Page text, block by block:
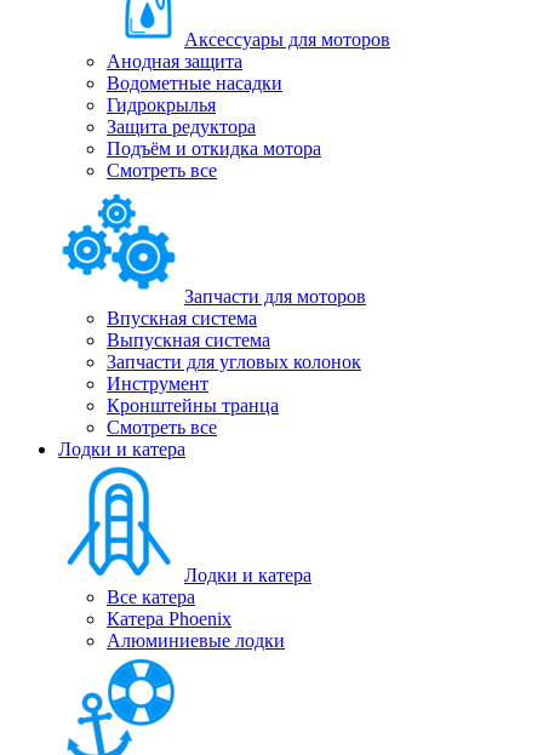
Аксессуары для моторов
Анодная защита
Водометные насадки
Гидрокрылья
Защита редуктора
Подъём и откидка мотора
Смотреть все
Запчасти для моторов
Впускная система
Выпускная система
Запчасти для угловых колонок
Инструмент
Кронштейны транца
Смотреть все
Лодки и катера
Лодки и катера
Все катера
Катера Phoenix
Алюминиевые лодки